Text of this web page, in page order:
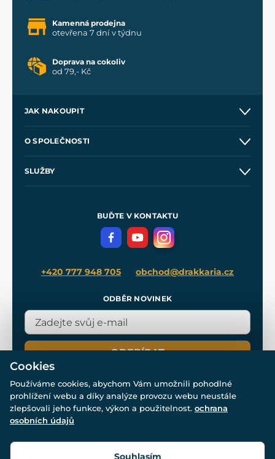
Kamenná prodejna
otevřena 7 dní v týdnu
Doprava na cokoliv
od 79,- Kč
JAK NAKOUPIT
Velkoobchod
O SPOLEČNOSTI
SLUŽBY
Meče pro Kingdom Come
BUĎTE V KONTAKTU
+420 777 948 705 obchod@drakkaria.cz
ODBĚR NOVINEK
ODEBÍRAT
© Všechna práva vyhrazena. www.drakkaria.cz 2007-2026.
Cookies
Používáme cookies, abychom Vám umožnili pohodlné
prohlížení webu a díky analýze provozu webu neustále
zlepšovali jeho funkce, výkon a použitelnost. ochrana
osobních údajů
Souhlasím